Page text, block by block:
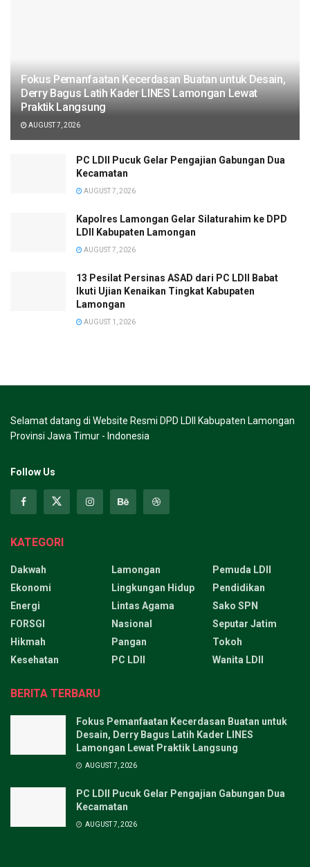
Fokus Pemanfaatan Kecerdasan Buatan untuk Desain,
Derry Bagus Latih Kader LINES Lamongan Lewat
Praktik Langsung
AUGUST 7, 2026
PC LDII Pucuk Gelar Pengajian Gabungan Dua
Kecamatan
AUGUST 7, 2026
Kapolres Lamongan Gelar Silaturahim ke DPD
LDII Kabupaten Lamongan
AUGUST 7, 2026
13 Pesilat Persinas ASAD dari PC LDII Babat
Ikuti Ujian Kenaikan Tingkat Kabupaten
Lamongan
AUGUST 1, 2026
Selamat datang di Website Resmi DPD LDII Kabupaten Lamongan
Provinsi Jawa Timur - Indonesia
Follow Us
KATEGORI
Dakwah
Ekonomi
Energi
FORSGI
Hikmah
Kesehatan
Lamongan
Lingkungan Hidup
Lintas Agama
Nasional
Pangan
PC LDII
Pemuda LDII
Pendidikan
Sako SPN
Seputar Jatim
Tokoh
Wanita LDII
BERITA TERBARU
Fokus Pemanfaatan Kecerdasan Buatan untuk
Desain, Derry Bagus Latih Kader LINES
Lamongan Lewat Praktik Langsung
AUGUST 7, 2026
PC LDII Pucuk Gelar Pengajian Gabungan Dua
Kecamatan
AUGUST 7, 2026